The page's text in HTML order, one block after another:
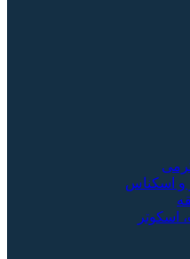
و اسکناس
اسکوتر